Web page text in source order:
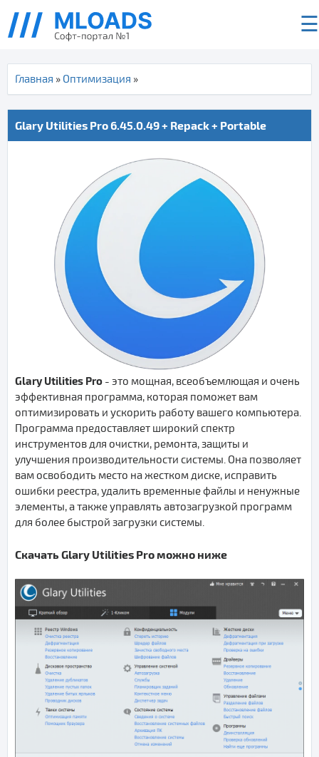
☰
Главная » Оптимизация »
Glary Utilities Pro 6.45.0.49 + Repack + Portable
Glary Utilities Pro - это мощная, всеобъемлющая и очень
эффективная программа, которая поможет вам
оптимизировать и ускорить работу вашего компьютера.
Программа предоставляет широкий спектр
инструментов для очистки, ремонта, защиты и
улучшения производительности системы. Она позволяет
вам освободить место на жестком диске, исправить
ошибки реестра, удалить временные файлы и ненужные
элементы, а также управлять автозагрузкой программ
для более быстрой загрузки системы.
Скачать Glary Utilities Pro можно ниже